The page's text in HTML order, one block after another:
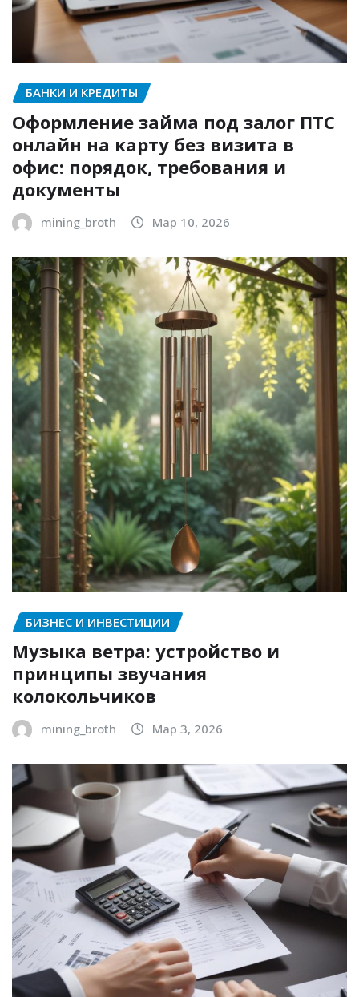
БАНКИ И КРЕДИТЫ
Оформление займа под залог ПТС
онлайн на карту без визита в
офис: порядок, требования и
документы
mining_broth Мар 10, 2026
БИЗНЕС И ИНВЕСТИЦИИ
Музыка ветра: устройство и
принципы звучания
колокольчиков
mining_broth Мар 3, 2026